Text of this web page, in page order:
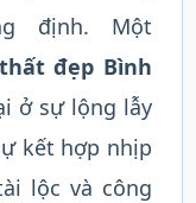
định. Một
đẹp Bình
ở sự lộng lẫy
kết hợp nhịp
lộc và công